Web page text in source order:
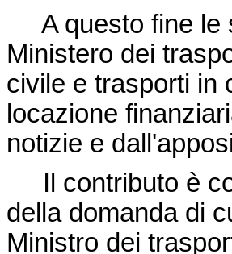
A questo fine le
Ministero dei
civile e trasporti in
locazione
notizie e
Il contributo è
della domanda di
Ministro dei